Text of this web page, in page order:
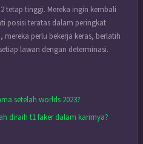
tetap tinggi. Mereka ingin kembali
posisi teratas dalam peringkat
perlu bekerja keras, berlatih
lawan dengan determinasi.
setelah worlds 2023?
diraih t1 faker dalam karirnya?